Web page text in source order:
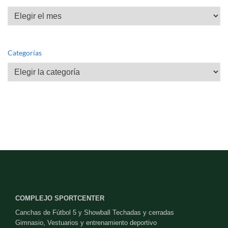
Archivos
Categorías
Categorías
COMPLEJO SPORTCENTER
Canchas de Fútbol 5 y Showball Techadas y cerradas
Gimnasio, Vestuarios y entrenamiento deportivo